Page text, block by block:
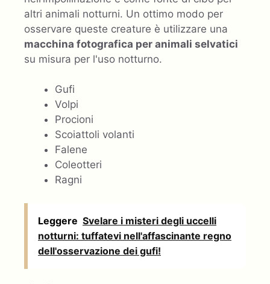
altri animali notturni. Un ottimo modo per
osservare queste creature è utilizzare una
macchina fotografica per animali selvatici
su misura per l'uso notturno.
Gufi
Volpi
Procioni
Scoiattoli volanti
Falene
Coleotteri
Ragni
Leggere Svelare i misteri degli uccelli
notturni: tuffatevi nell'affascinante regno
dell'osservazione dei gufi!